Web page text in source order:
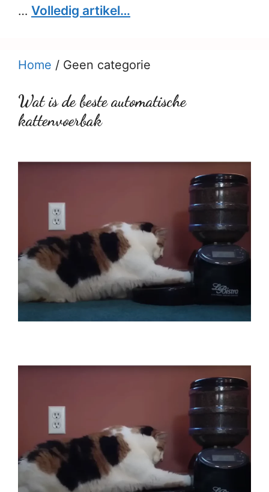
… Volledig artikel…
Home / Geen categorie
Wat is de beste automatische
kattenvoerbak